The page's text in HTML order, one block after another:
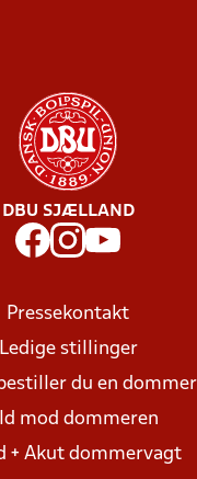
DBU SJÆLLAND
Pressekontakt
Ledige stillinger
du en dommer
mod dommeren
+ Akut dommervagt